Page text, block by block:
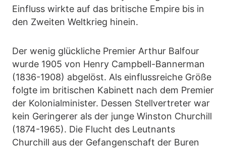
Einfluss wirkte auf das britische Empire bis in
den Zweiten Weltkrieg hinein.
Der wenig glückliche Premier Arthur Balfour
wurde 1905 von Henry Campbell-Bannerman
(1836-1908) abgelöst. Als einflussreiche Größe
folgte im britischen Kabinett nach dem Premier
der Kolonialminister. Dessen Stellvertreter war
kein Geringerer als der junge Winston Churchill
(1874-1965). Die Flucht des Leutnants
Churchill aus der Gefangenschaft der Buren